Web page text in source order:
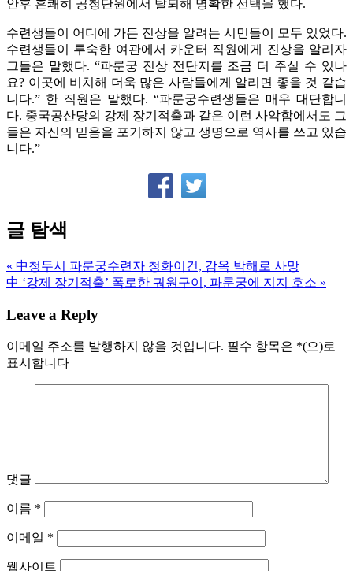
안후 흔쾌히 공청단원에서 탈퇴해 명확한 선택을 했다.
수련생들이 어디에 가든 진상을 알려는 시민들이 모두 있었다.
수련생들이 투숙한 여관에서 카운터 직원에게 진상을 알리자
그들은 말했다. “파룬궁 진상 전단지를 조금 더 주실 수 있나
요? 이곳에 비치해 더욱 많은 사람들에게 알리면 좋을 것 같습
니다.” 한 직원은 말했다. “파룬궁수련생들은 매우 대단합니
다. 중국공산당의 강제 장기적출과 같은 이런 사악함에서도 그
들은 자신의 믿음을 포기하지 않고 생명으로 역사를 쓰고 있습
니다.”
글 탐색
« 中청두시 파룬궁수련자 청화이건, 감옥 박해로 사망
中 ‘강제 장기적출’ 폭로한 궈원구이, 파룬궁에 지지 호소 »
Leave a Reply
이메일 주소를 발행하지 않을 것입니다. 필수 항목은 *(으)로
표시합니다
댓글
이름 *
이메일 *
웹사이트